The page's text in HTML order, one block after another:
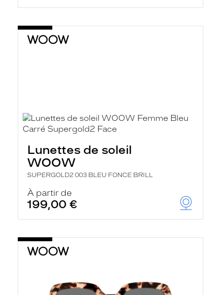
Lunettes de soleil
WOOW
SUPERGOLD2 003 BLEU FONCE BRILL
À partir de
199,00 €